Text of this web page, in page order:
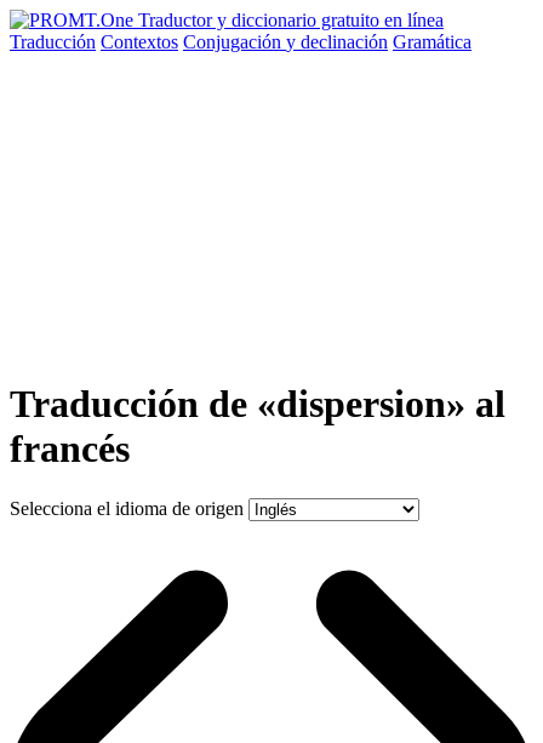
Traducción Contextos Conjugación y declinación Gramática
Traducción de «dispersion» al
francés
Selecciona el idioma de origen